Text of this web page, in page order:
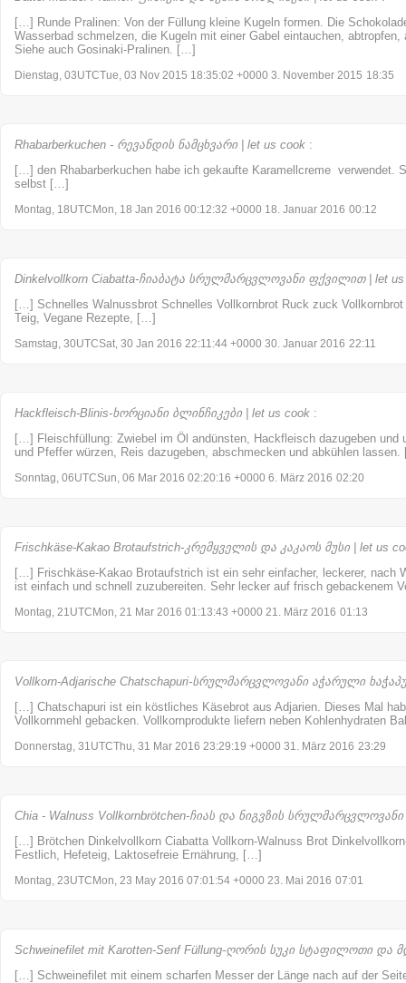
[…] Runde Pralinen: Von der Füllung kleine Kugeln formen. Die
Wasserbad schmelzen, die Kugeln mit einer Gabel eintauchen,
Siehe auch Gosinaki-Pralinen. […]
Dienstag, 03UTCTue, 03 Nov 2015 18:35:02 +0000 3. November 2015 18:35
Rhabarberkuchen - რევანდის ნამცხვარი | let us cook :
[…] den Rhabarberkuchen habe ich gekaufte Karamellcreme verwendet.
selbst […]
Montag, 18UTCMon, 18 Jan 2016 00:12:32 +0000 18. Januar 2016 00:12
Dinkelvollkorn Ciabatta-ჩიაბატა სრულმარცვლოვანი ფქვილით | let us
[…] Schnelles Walnussbrot Schnelles Vollkornbrot Ruck zuck
Teig, Vegane Rezepte, […]
Samstag, 30UTCSat, 30 Jan 2016 22:11:44 +0000 30. Januar 2016 22:11
Hackfleisch-Blinis-ხორციანი ბლინჩიკები | let us cook :
[…] Fleischfüllung: Zwiebel im Öl andünsten, Hackfleisch dazugeben und
und Pfeffer würzen, Reis dazugeben, abschmecken und abkühlen
Sonntag, 06UTCSun, 06 Mar 2016 02:20:16 +0000 6. März 2016 02:20
Frischkäse-Kakao Brotaufstrich-კრემყველის და კაკაოს მუსი | let us
[…] Frischkäse-Kakao Brotaufstrich ist ein sehr einfacher, leckerer, nach
ist einfach und schnell zuzubereiten. Sehr lecker auf frisch gebackenem
Montag, 21UTCMon, 21 Mar 2016 01:13:43 +0000 21. März 2016 01:13
Vollkorn-Adjarische Chatschapuri-სრულმარცვლოვანი აჭარული
[…] Chatschapuri ist ein köstliches Käsebrot aus Adjarien. Dieses Mal
Vollkornmehl gebacken. Vollkornprodukte liefern neben Kohlenhydraten
Donnerstag, 31UTCThu, 31 Mar 2016 23:29:19 +0000 31. März 2016 23:29
Chia - Walnuss Vollkornbrötchen-ჩიას და ნიგვზის
[…] Brötchen Dinkelvollkorn Ciabatta Vollkorn-Walnuss Brot
Festlich, Hefeteig, Laktosefreie Ernährung, […]
Montag, 23UTCMon, 23 May 2016 07:01:54 +0000 23. Mai 2016 07:01
Schweinefilet mit Karotten-Senf Füllung-ღორის სუკი სტაფილოთი და
[…] Schweinefilet mit einem scharfen Messer der Länge nach auf der